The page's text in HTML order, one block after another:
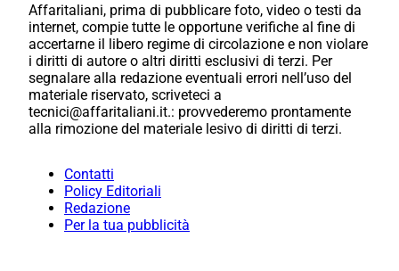
Affaritaliani, prima di pubblicare foto, video o testi da
internet, compie tutte le opportune verifiche al fine di
accertarne il libero regime di circolazione e non violare
i diritti di autore o altri diritti esclusivi di terzi. Per
segnalare alla redazione eventuali errori nell’uso del
materiale riservato, scriveteci a
tecnici@affaritaliani.it.: provvederemo prontamente
alla rimozione del materiale lesivo di diritti di terzi.
Contatti
Policy Editoriali
Redazione
Per la tua pubblicità